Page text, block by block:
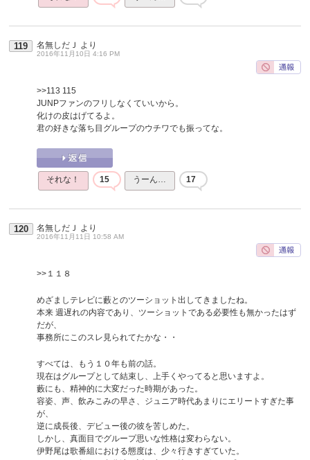
119 名無しだＪ より
2016年11月10日 4:16 PM
>>113 115
JUNPファンのフリしなくていいから。
化けの皮はげてるよ。
君の好きな落ち目グループのウチワでも振ってな。
それな！ 15 うーん… 17
120 名無しだＪ より
2016年11月11日 10:58 AM
>>１１８
めざましテレビに藪とのツーショット出してきましたね。
本来 週遅れの内容であり、ツーショットである必要性も無かったはず
だが、
事務所にこのスレ見られてたかな・・
すべては、もう１０年も前の話。
現在はグループとして結束し、上手くやってると思いますよ。
藪にも、精神的に大変だった時期があった。
容姿、声、飲みこみの早さ、ジュニア時代あまりにエリートすぎた事
が、
逆に成長後、デビュー後の彼を苦しめた。
しかし、真面目でグループ思いな性格は変わらない。
伊野尾は歌番組における態度は、少々行きすぎていた。